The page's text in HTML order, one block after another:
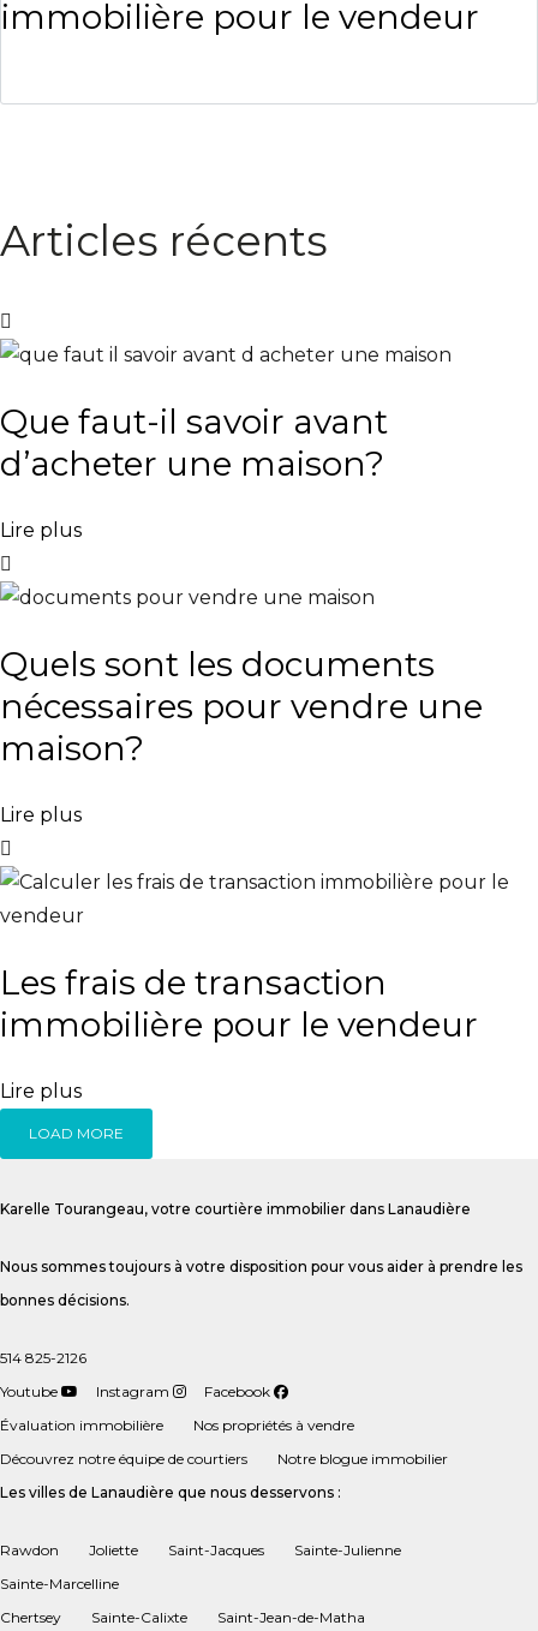
immobilière pour le vendeur
Articles récents
Que faut-il savoir avant
d’acheter une maison?
Lire plus
Quels sont les documents
nécessaires pour vendre une
maison?
Lire plus
Les frais de transaction
immobilière pour le vendeur
Lire plus
LOAD MORE
Karelle Tourangeau, votre courtière immobilier dans Lanaudière
Nous sommes toujours à votre disposition pour vous aider à prendre les
bonnes décisions.
514 825-2126
Youtube
Instagram
Facebook
Évaluation immobilière
Nos propriétés à vendre
Découvrez notre équipe de courtiers
Notre blogue immobilier
Les villes de Lanaudière que nous desservons :
Rawdon Joliette Saint-Jacques
Sainte-Julienne
Sainte-Marcelline
Chertsey
Sainte-Calixte
Saint-Jean-de-Matha